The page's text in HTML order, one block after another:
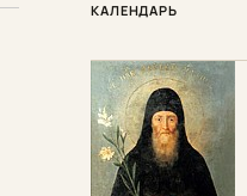
КАЛЕНДАРЬ